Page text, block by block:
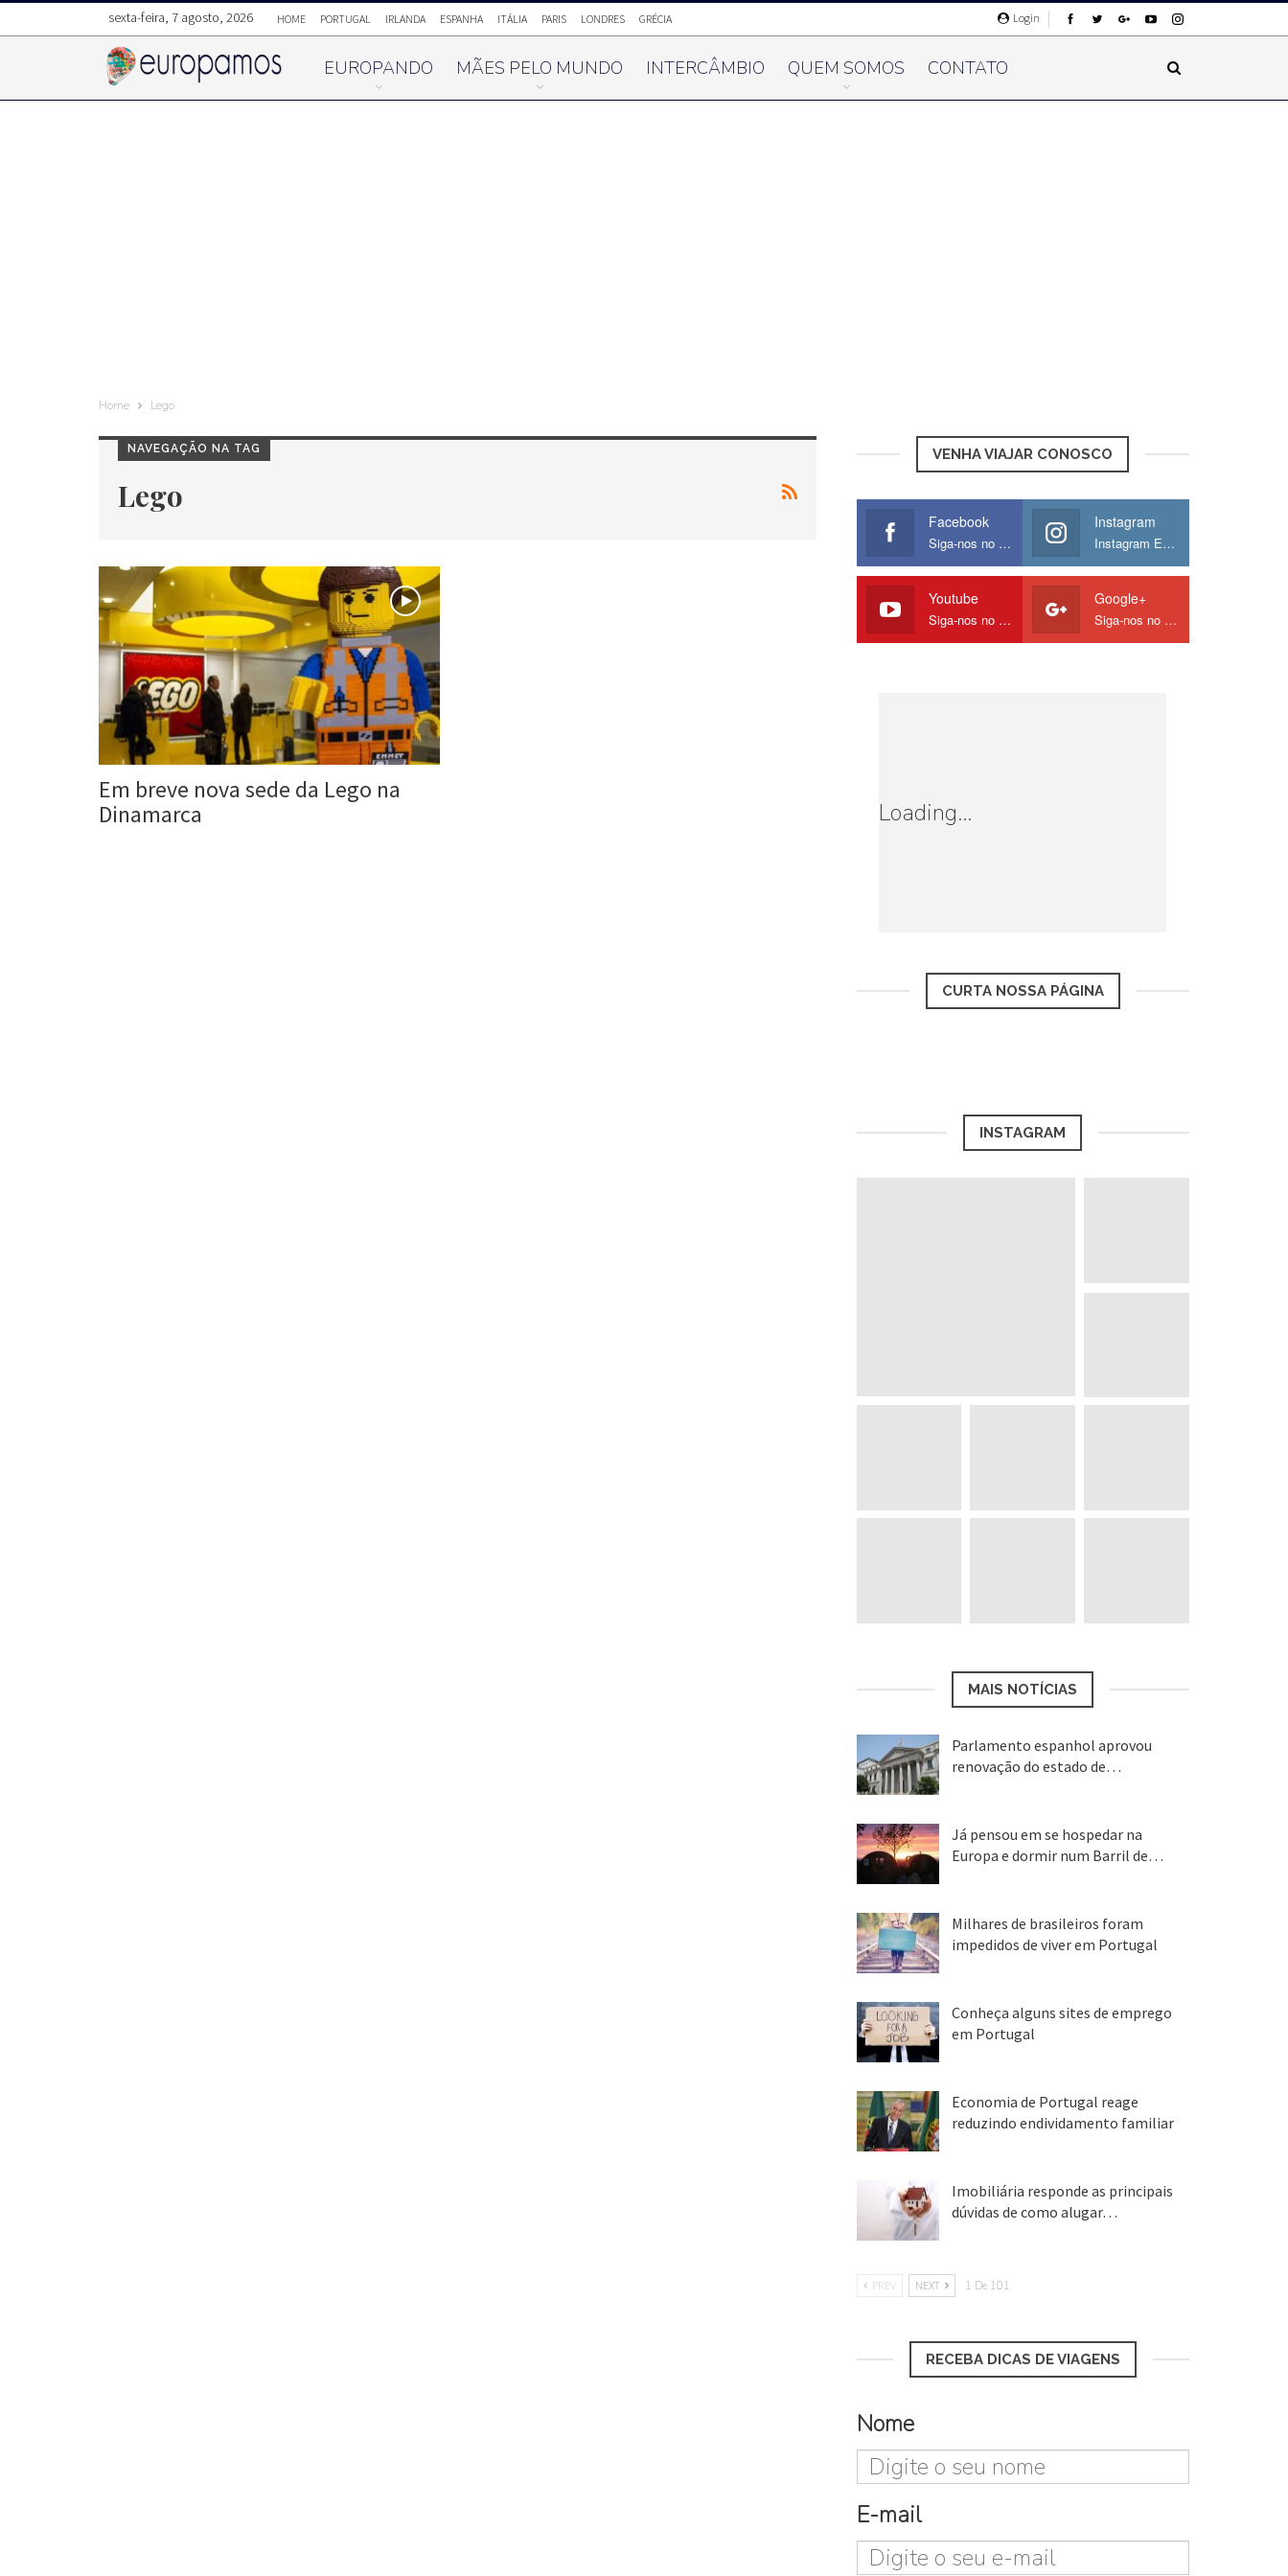
Login
sexta-feira, 7 agosto, 2026 HOME PORTUGAL IRLANDA ESPANHA ITÁLIA PARIS LONDRES GRÉCIA
EUROPANDO MÃES PELO MUNDO INTERCÂMBIO QUEM SOMOS CONTATO
Home Lego
NAVEGAÇÃO NA TAG
Lego
Em breve nova sede da Lego na
Dinamarca
VENHA VIAJAR CONOSCO
Facebook
Siga-nos no Facebook
Instagram
Instagram Europamos
Youtube
Siga-nos no Youtube
Google+
Siga-nos no Google
Loading...
CURTA NOSSA PÁGINA
INSTAGRAM
MAIS NOTÍCIAS
Parlamento espanhol aprovou
renovação do estado de…
Já pensou em se hospedar na
Europa e dormir num Barril de…
Milhares de brasileiros foram
impedidos de viver em Portugal
Conheça alguns sites de emprego
em Portugal
Economia de Portugal reage
reduzindo endividamento familiar
Imobiliária responde as principais
dúvidas de como alugar…
PREV NEXT 1 De 101
RECEBA DICAS DE VIAGENS
Nome
E-mail